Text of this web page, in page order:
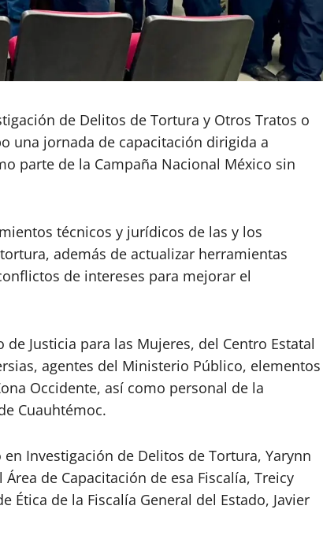
de Delitos de Tortura y Otros Tratos o
una jornada de capacitación dirigida a
parte de la Campaña Nacional México sin
técnicos y jurídicos de las y los
además de actualizar herramientas
de intereses para mejorar el
Justicia para las Mujeres, del Centro Estatal
agentes del Ministerio Público, elementos
Occidente, así como personal de la
Cuauhtémoc.
Investigación de Delitos de Tortura, Yarynn
de Capacitación de esa Fiscalía, Treicy
Ética de la Fiscalía General del Estado, Javier